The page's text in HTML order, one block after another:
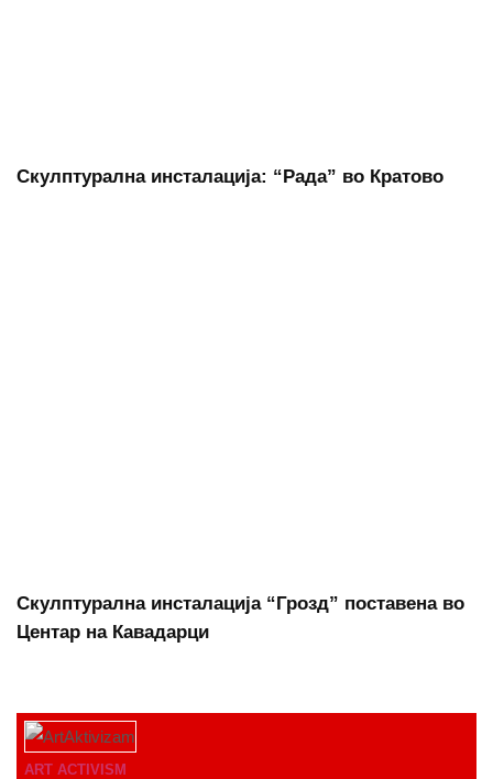
Скулптурална инсталација: “Рада” во Кратово
Скулптурална инсталација “Грозд” поставена во
Центар на Кавадарци
ART ACTIVISM